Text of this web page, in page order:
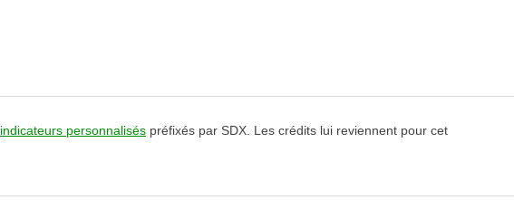
indicateurs personnalisés préfixés par SDX. Les crédits lui reviennent pour cet